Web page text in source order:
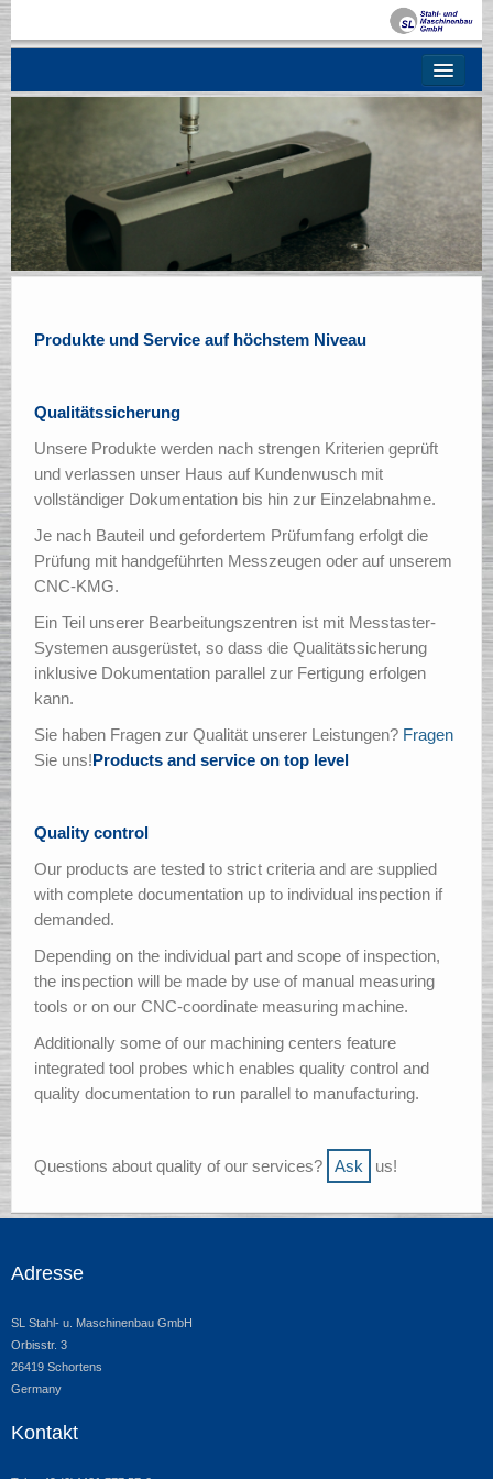
Entwicklungspartner
Lohnfertigung
Unsere Produkte
Qualität
Service
Produkte und Service auf höchstem Niveau
Qualitätssicherung
Unsere Produkte werden nach strengen Kriterien geprüft
und verlassen unser Haus auf Kundenwusch mit
vollständiger Dokumentation bis hin zur Einzelabnahme.
Je nach Bauteil und gefordertem Prüfumfang erfolgt die
Prüfung mit handgeführten Messzeugen oder auf unserem
CNC-KMG.
Ein Teil unserer Bearbeitungszentren ist mit Messtaster-
Systemen ausgerüstet, so dass die Qualitätssicherung
inklusive Dokumentation parallel zur Fertigung erfolgen
kann.
Sie haben Fragen zur Qualität unserer Leistungen? Fragen
Sie uns!Products and service on top level
Quality control
Our products are tested to strict criteria and are supplied
with complete documentation up to individual inspection if
demanded.
Depending on the individual part and scope of inspection,
the inspection will be made by use of manual measuring
tools or on our CNC-coordinate measuring machine.
Additionally some of our machining centers feature
integrated tool probes which enables quality control and
quality documentation to run parallel to manufacturing.
Questions about quality of our services? Ask us!
Adresse
SL Stahl- u. Maschinenbau GmbH
Orbisstr. 3
26419 Schortens
Germany
Kontakt